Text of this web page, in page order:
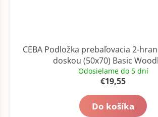
CEBA Podložka prebaľovacia 2-
doskou (50x70) Basic
Odosielame do 5 dní
€19,55
Do košíka